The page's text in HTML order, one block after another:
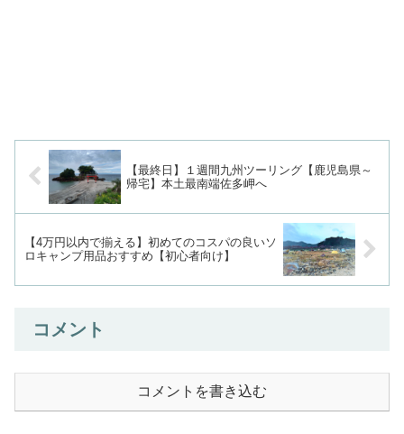
【最終日】１週間九州ツーリング【鹿児島県～
帰宅】本土最南端佐多岬へ
【4万円以内で揃える】初めてのコスパの良いソ
ロキャンプ用品おすすめ【初心者向け】
コメント
コメントを書き込む